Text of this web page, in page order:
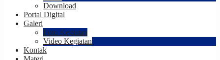
Download
Portal Digital
Galeri
Foto Kegiatan
Video Kegiatan
Kontak